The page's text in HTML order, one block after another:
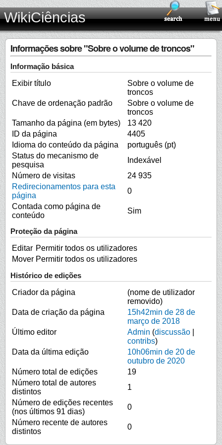
WikiCiências
Informações sobre "Sobre o volume de troncos"
Informação básica
Exibir título
Sobre o volume de
troncos
Chave de ordenação padrão
Sobre o volume de
troncos
Tamanho da página (em bytes)
13 420
ID da página
4405
Idioma do conteúdo da página
português (pt)
Status do mecanismo de
pesquisa
Indexável
Número de visitas
24 935
Redirecionamentos para esta
página
0
Contada como página de
conteúdo
Sim
Proteção da página
Editar Permitir todos os utilizadores
Mover Permitir todos os utilizadores
Histórico de edições
Criador da página
(nome de utilizador
removido)
Data de criação da página
15h42min de 28 de
março de 2018
Último editor
Admin (discussão
contribs)
Data da última edição
10h06min de 20 de
outubro de 2020
Número total de edições
19
Número total de autores
distintos
1
Número de edições recentes
(nos últimos 91 dias)
0
Número recente de autores
distintos
0